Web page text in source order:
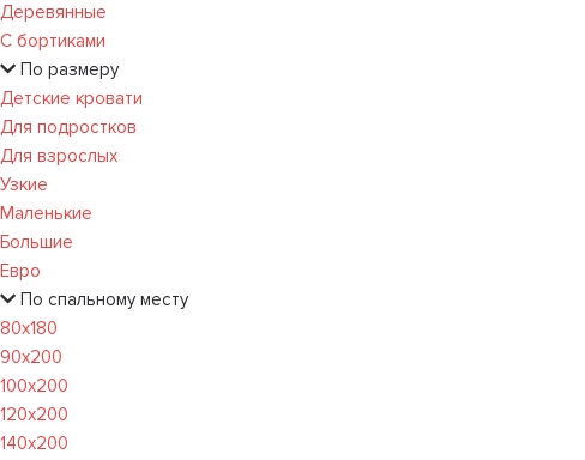
Деревянные
С бортиками
По размеру
Детские кровати
Для подростков
Для взрослых
Узкие
Маленькие
Большие
Евро
По спальному месту
80х180
90х200
100х200
120x200
140х200